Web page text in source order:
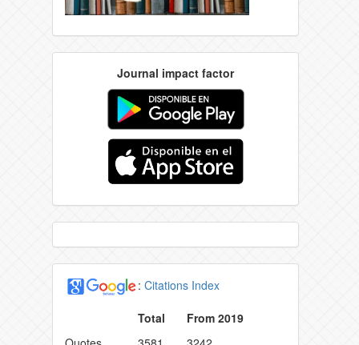
Journal impact factor
: Citations Index
Total
From 2019